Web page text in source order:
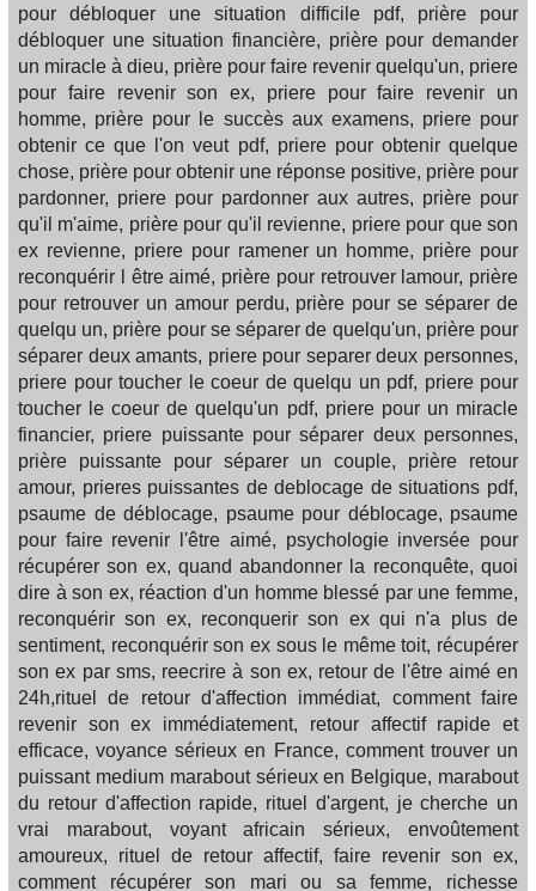
pour débloquer une situation difficile pdf, prière pour
débloquer une situation financière, prière pour demander
un miracle à dieu, prière pour faire revenir quelqu'un, priere
pour faire revenir son ex, priere pour faire revenir un
homme, prière pour le succès aux examens, priere pour
obtenir ce que l'on veut pdf, priere pour obtenir quelque
chose, prière pour obtenir une réponse positive, prière pour
pardonner, priere pour pardonner aux autres, prière pour
qu'il m'aime, prière pour qu'il revienne, priere pour que son
ex revienne, priere pour ramener un homme, prière pour
reconquérir l être aimé, prière pour retrouver lamour, prière
pour retrouver un amour perdu, prière pour se séparer de
quelqu un, prière pour se séparer de quelqu'un, prière pour
séparer deux amants, priere pour separer deux personnes,
priere pour toucher le coeur de quelqu un pdf, priere pour
toucher le coeur de quelqu'un pdf, priere pour un miracle
financier, priere puissante pour séparer deux personnes,
prière puissante pour séparer un couple, prière retour
amour, prieres puissantes de deblocage de situations pdf,
psaume de déblocage, psaume pour déblocage, psaume
pour faire revenir l'être aimé, psychologie inversée pour
récupérer son ex, quand abandonner la reconquête, quoi
dire à son ex, réaction d'un homme blessé par une femme,
reconquérir son ex, reconquerir son ex qui n'a plus de
sentiment, reconquérir son ex sous le même toit, récupérer
son ex par sms, reecrire à son ex, retour de l'être aimé en
24h,rituel de retour d'affection immédiat, comment faire
revenir son ex immédiatement, retour affectif rapide et
efficace, voyance sérieux en France, comment trouver un
puissant medium marabout sérieux en Belgique, marabout
du retour d'affection rapide, rituel d'argent, je cherche un
vrai marabout, voyant africain sérieux, envoûtement
amoureux, rituel de retour affectif, faire revenir son ex,
comment récupérer son mari ou sa femme, richesse